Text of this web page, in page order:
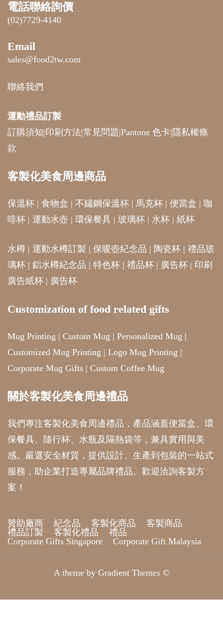
電話聯絡詢價
(02)7729-4140
Email
sales@food2tw.com
聯絡我們
運動禮品訂製
訂購須知|印刷方法|常見問題|Pantone 色卡| 隱私權條
款
客製化美食周邊商品
保溫杯 | 食物盒 | 不鏽鋼保溫杯 | 馬克杯 | 便當盒 | 咖
啡杯 | 運動水壺 | 環保餐具 | 玻璃杯 | 水杯 | 紙杯
水樽 | 運動水樽訂製 | 保暖壺紀念品 | 陶瓷杯 | 禮品玻
璃杯 | 鋁水樽紀念品 | 特色杯 | 禮品杯 | 廣告杯 | 印刷
廣告紙杯 | 廣告杯
Customization of food related gifts
Mug Printing | Custom Mug | Personalized Mug |
Customized Mug Printing | Logo Mug Printing |
Corporate Mug Gifts | Custom Coffee Mug
關於客製化美食周邊禮品
我們專注客製化美食周邊禮品，產品涵蓋便當盒、環
保餐具、隨行杯、水瓶及隔熱袋等，兼具實用與美
感。嚴選安全材質，提供設計、生產到包裝的一站式
服務，助企業打造專屬品牌禮品。歡迎洽詢客製方
案！
贊助廠商 紀念品 客製化商品
客製商品
禮品訂製
客製化禮品
禮品
Corporate Gifts Singapore
Corporate Gift Malaysia
A theme by Gradient Themes ©